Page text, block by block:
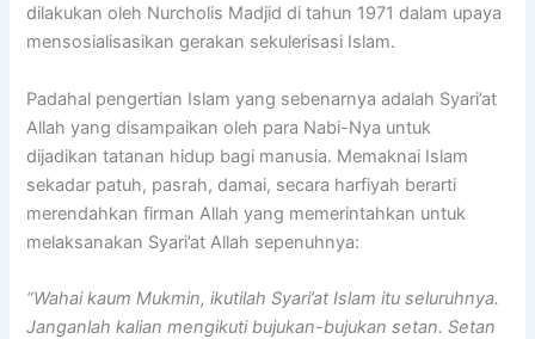
dilakukan oleh Nurcholis Madjid di tahun 1971 dalam upaya
mensosialisasikan gerakan sekulerisasi Islam.
Padahal pengertian Islam yang sebenarnya adalah Syari’at
Allah yang disampaikan oleh para Nabi-Nya untuk
dijadikan tatanan hidup bagi manusia. Memaknai Islam
sekadar patuh, pasrah, damai, secara harfiyah berarti
merendahkan firman Allah yang memerintahkan untuk
melaksanakan Syari’at Allah sepenuhnya:
“Wahai kaum Mukmin, ikutilah Syari’at Islam itu seluruhnya.
Janganlah kalian mengikuti bujukan-bujukan setan. Setan